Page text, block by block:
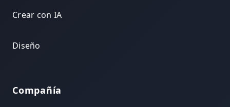
Crear con IA
Diseño
Compañía